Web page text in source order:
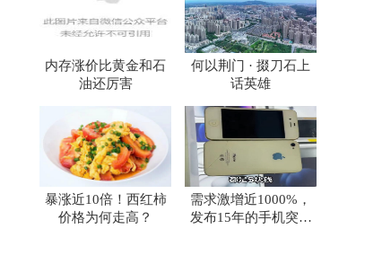
内存涨价比黄金和石
油还厉害
何以荆门 · 掇刀石上
话英雄
暴涨近10倍！西红柿
价格为何走高？
需求激增近1000%，
发布15年的手机突然